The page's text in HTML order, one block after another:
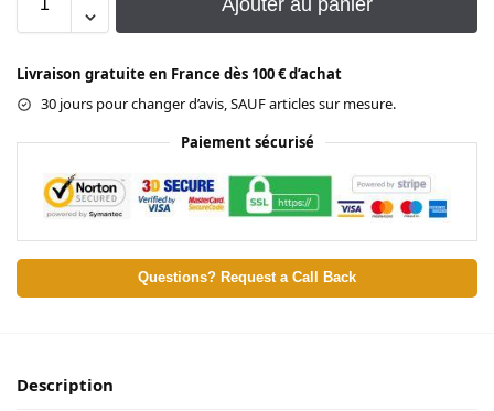
Ajouter au panier
Livraison gratuite en France dès 100 € d’achat
30 jours pour changer d’avis, SAUF articles sur mesure.
Paiement sécurisé
Questions? Request a Call Back
Description